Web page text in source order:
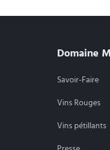
Domaine
Savoir-Faire
Vins Rouges
Vins pétillants